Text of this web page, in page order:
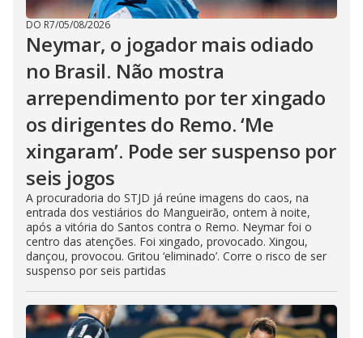
DO R7/05/08/2026
Neymar, o jogador mais odiado
no Brasil. Não mostra
arrependimento por ter xingado
os dirigentes do Remo. ‘Me
xingaram’. Pode ser suspenso por
seis jogos
A procuradoria do STJD já reúne imagens do caos, na
entrada dos vestiários do Mangueirão, ontem à noite,
após a vitória do Santos contra o Remo. Neymar foi o
centro das atenções. Foi xingado, provocado. Xingou,
dançou, provocou. Gritou ‘eliminado’. Corre o risco de ser
suspenso por seis partidas